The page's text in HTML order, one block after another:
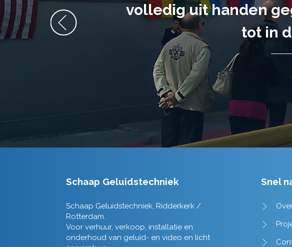
volledig uit handen
tot in
Schaap Geluidstechniek
Schaap Geluidstechniek, Ridderkerk /
Rotterdam.
Voor verhuur, verkoop, installatie en
onderhoud van geluid- en video en licht
Snel